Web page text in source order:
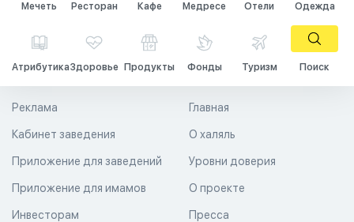
Мечеть Ресторан Кафе Медресе Отели Одежда
АтрибутикаЗдоровье Продукты Фонды Туризм Поиск
Главная
О халяль
Уровни доверия
Реклама
Кабинет заведения
Приложение для заведений
Приложение для имамов О проекте
Пресса
Инвесторам